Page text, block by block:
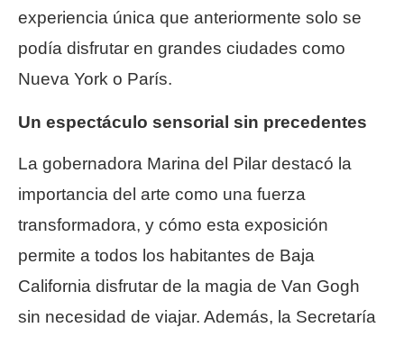
experiencia única que anteriormente solo se
podía disfrutar en grandes ciudades como
Nueva York o París.
Un espectáculo sensorial sin precedentes
La gobernadora Marina del Pilar destacó la
importancia del arte como una fuerza
transformadora, y cómo esta exposición
permite a todos los habitantes de Baja
California disfrutar de la magia de Van Gogh
sin necesidad de viajar. Además, la Secretaría